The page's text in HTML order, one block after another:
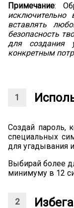
Примечание:
исключительно
вставлять
безопасность
для создания
конкретным
Создай пароль,
специальных
для угадывания
Выбирай более
минимуму в 12